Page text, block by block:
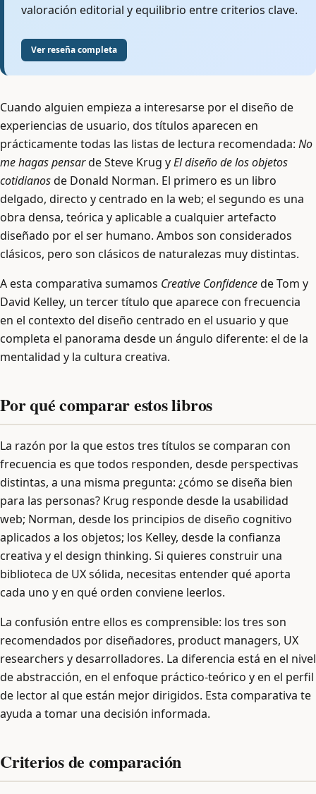
valoración editorial y equilibrio entre criterios clave.
Ver reseña completa
Cuando alguien empieza a interesarse por el diseño de
experiencias de usuario, dos títulos aparecen en
prácticamente todas las listas de lectura recomendada: No
me hagas pensarde Steve Krug yEl diseño de los objetos
cotidianosde Donald Norman. El primero es un libro
delgado, directo y centrado en la web; el segundo es una
obra densa, teórica y aplicable a cualquier artefacto
diseñado por el ser humano. Ambos son considerados
clásicos, pero son clásicos de naturalezas muy distintas.
A esta comparativa sumamos Creative Confidencede Tom y
David Kelley, un tercer título que aparece con frecuencia
en el contexto del diseño centrado en el usuario y que
completa el panorama desde un ángulo diferente: el de la
mentalidad y la cultura creativa.
Por qué comparar estos libros
La razón por la que estos tres títulos se comparan con
frecuencia es que todos responden, desde perspectivas
distintas, a una misma pregunta: ¿cómo se diseña bien
para las personas? Krug responde desde la usabilidad
web; Norman, desde los principios de diseño cognitivo
aplicados a los objetos; los Kelley, desde la confianza
creativa y el design thinking. Si quieres construir una
biblioteca de UX sólida, necesitas entender qué aporta
cada uno y en qué orden conviene leerlos.
La confusión entre ellos es comprensible: los tres son
recomendados por diseñadores, product managers, UX
researchers y desarrolladores. La diferencia está en el nivel
de abstracción, en el enfoque práctico-teórico y en el perfil
de lector al que están mejor dirigidos. Esta comparativa te
ayuda a tomar una decisión informada.
Criterios de comparación